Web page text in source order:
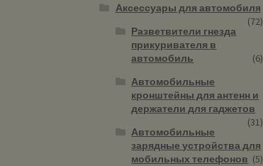
Аксессуары для автомобиля
(72)
Разветвители гнезда
прикуривателя в
автомобиль
(6)
Автомобильные
кронштейны для антенн и
держатели для гаджетов
(31)
Автомобильные
зарядные устройства для
мобильных телефонов (5)